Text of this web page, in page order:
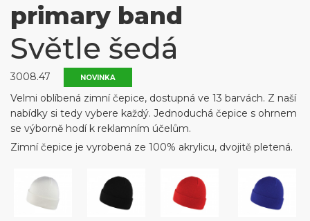
primary band
Světle šedá
3008.47 NOVINKA
Velmi oblíbená zimní čepice, dostupná ve 13 barvách. Z naší
nabídky si tedy vybere každý. Jednoduchá čepice s ohrnem
se výborně hodí k reklamním účelům.
Zimní čepice je vyrobená ze 100% akrylicu, dvojitě pletená.